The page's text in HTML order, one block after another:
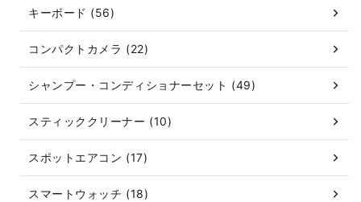
キーボード (56)
コンパクトカメラ (22)
シャンプー・コンディショナーセット (49)
スティッククリーナー (10)
スポットエアコン (17)
スマートウォッチ (18)